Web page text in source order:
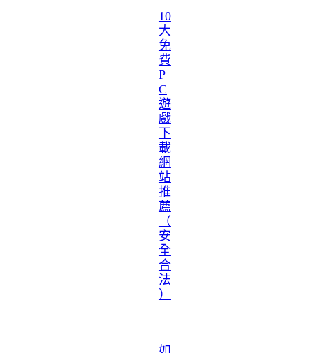
10
大
免
費
P
C
遊
戲
下
載
網
站
推
薦
（
安
全
合
法
）